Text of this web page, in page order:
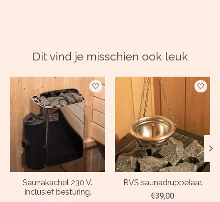
Dit vind je misschien ook leuk
Items van productcarrousel
Saunakachel 230 V.
Inclusief besturing.
RVS saunadruppelaar.
€39,00